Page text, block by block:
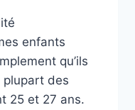
enfants
qu’ils
plupart des
25 et 27 ans.